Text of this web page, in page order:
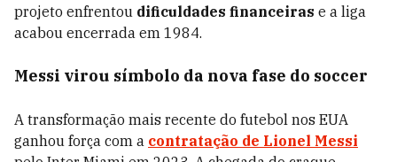
projeto enfrentou dificuldades financeiras e a liga
acabou encerrada em 1984.
Messi virou símbolo da nova fase do soccer
A transformação mais recente do futebol nos EUA
ganhou força com a contratação de Lionel Messi